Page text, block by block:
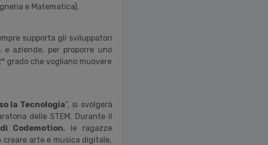
e Matematica).
supporta gli sviluppatori
aziende, per proporre uno
grado che vogliano muovere
la Tecnologia”, si svolgerà
delle STEM. Durante il
Codemotion, le ragazze
creare arte e musica digitale,